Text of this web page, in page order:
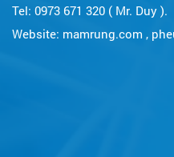
Tel: 0973 671 320 ( Mr. Duy ).
Website: mamrung.com ,